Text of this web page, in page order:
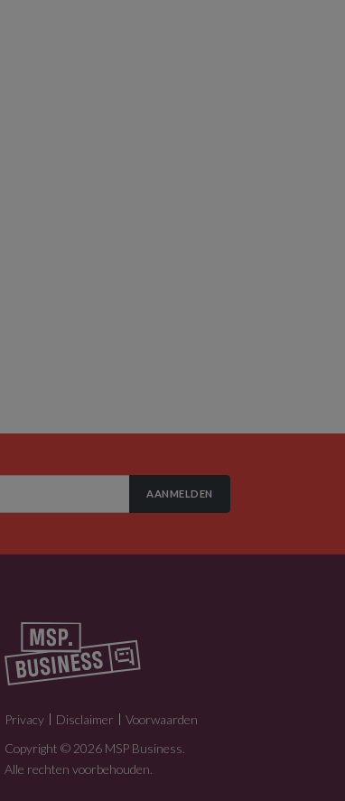
AANMELDEN
Privacy Disclaimer
Voorwaarden
Copyright © 2026 MSP Business.
Alle rechten voorbehouden.